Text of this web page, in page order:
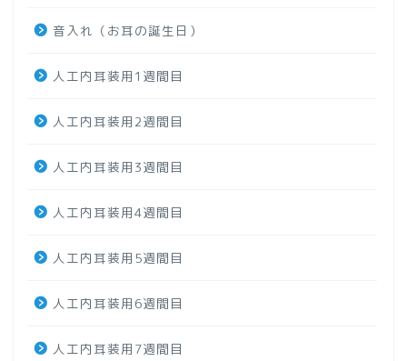
音入れ（お耳の誕生日）
人工内耳装用1週間目
人工内耳装用2週間目
人工内耳装用3週間目
人工内耳装用4週間目
人工内耳装用5週間目
人工内耳装用6週間目
人工内耳装用7週間目